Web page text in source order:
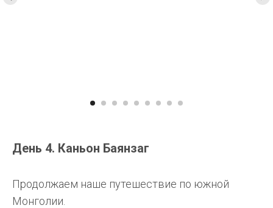
День 4. Каньон Баянзаг
Продолжаем наше путешествие по южной
Монголии.